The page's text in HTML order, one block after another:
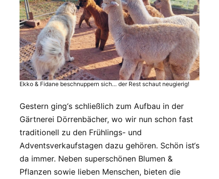
Ekko & Fidane beschnuppern sich… der Rest schaut neugierig!
Gestern ging‘s schließlich zum Aufbau in der
Gärtnerei Dörrenbächer, wo wir nun schon fast
traditionell zu den Frühlings- und
Adventsverkaufstagen dazu gehören. Schön ist‘s
da immer. Neben superschönen Blumen &
Pflanzen sowie lieben Menschen, bieten die